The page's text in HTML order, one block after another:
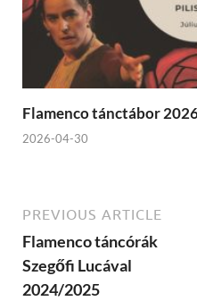
Flamenco tánctábor
2026-04-30
PREVIOUS ARTICLE
Flamenco táncórák
Szegőfi Lucával
2024/2025